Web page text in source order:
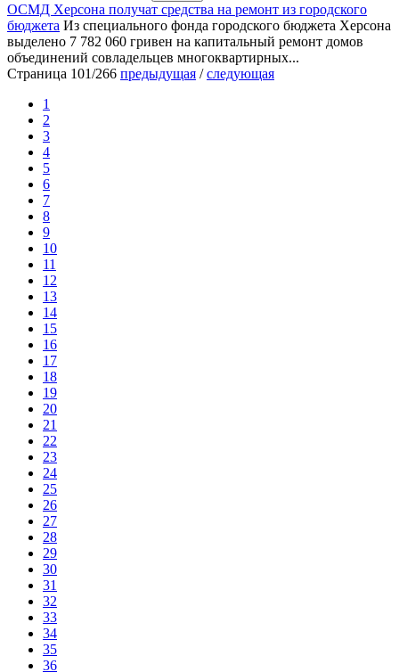
ОСМД Херсона получат средства на ремонт из городского
бюджета Из специального фонда городского бюджета Херсона
выделено 7 782 060 гривен на капитальный ремонт домов
объединений совладельцев многоквартирных...
Страница 101/266 предыдущая /следующая
1
2
3
4
5
6
7
8
9
10
11
12
13
14
15
16
17
18
19
20
21
22
23
24
25
26
27
28
29
30
31
32
33
34
35
36